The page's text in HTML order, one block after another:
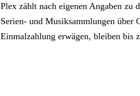
Plex zählt nach eigenen Angaben zu
Serien- und Musiksammlungen über
Einmalzahlung erwägen, bleiben bis